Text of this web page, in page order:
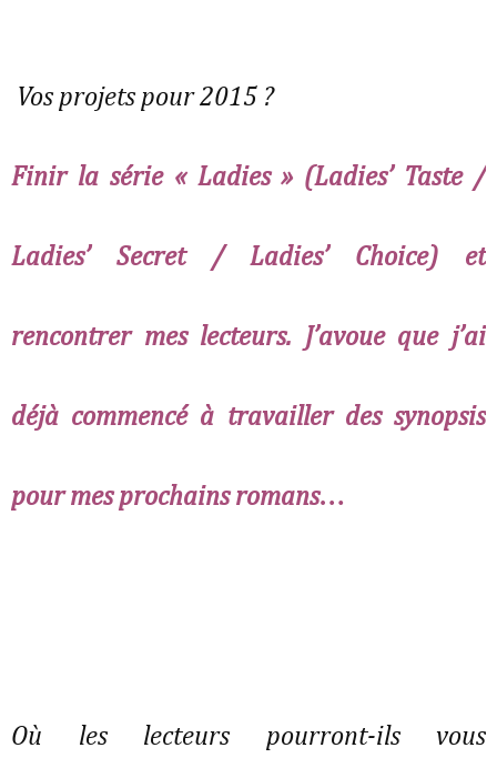
Vos projets pour 2015 ?
Finir la série « Ladies » (Ladies’ Taste /
Ladies’ Secret / Ladies’ Choice) et
rencontrer mes lecteurs. J’avoue que j’ai
déjà commencé à travailler des synopsis
pour mes prochains romans…
Où les lecteurs pourront-ils vous